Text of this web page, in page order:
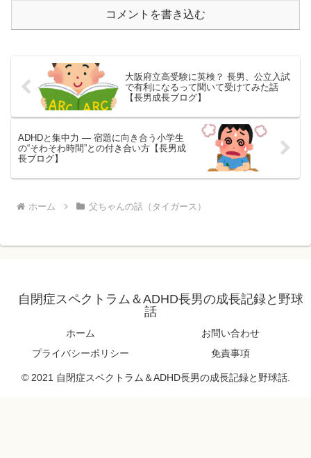
コメントを書き込む
大阪府立高受験に英検？ 長男、公立入試
で有利になるって聞いて受けてみた話
【長男成長ブログ】
ADHDと集中力 ― 宿題に向き合う小学生
の“そわそわ時間”との付き合い方【長男成
長ブログ】
ホーム 父ちゃんの話（タイガース）
自閉症スペクトラム＆ADHD長男の成長記録と野球
話
ホーム
お問い合わせ
プライバシーポリシー
免責事項
© 2021 自閉症スペクトラム＆ADHD長男の成長記録と野球話.